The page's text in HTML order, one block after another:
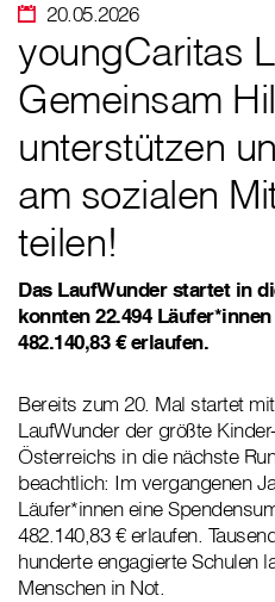
20.05.2026
youngCaritas
Gemeinsam
unterstützen
am sozialen
teilen!
Das LaufWunder startet in
konnten 22.494
482.140,83 € erlaufen.
Bereits zum 20. Mal startet
LaufWunder der größte
Österreichs in die nächste
beachtlich: Im vergangenen
Läufer*innen eine
482.140,83 € erlaufen.
hunderte engagierte Schulen
Menschen in Not.